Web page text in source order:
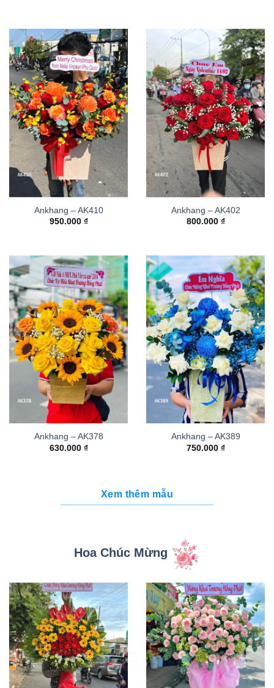
Ankhang – AK410
950.000 ₫
Ankhang – AK402
800.000 ₫
Ankhang – AK378
630.000 ₫
Ankhang – AK389
750.000 ₫
Xem thêm mẫu
Hoa Chúc Mừng